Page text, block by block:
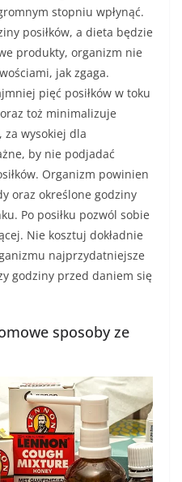
stopniu wpłynąć.
posiłków, a dieta będzie
produkty, organizm nie
jak zgaga.
pięć posiłków w toku
toż minimalizuje
za wysokiej dla
by nie podjadać
Organizm powinien
oraz określone godziny
Po posiłku pozwól sobie
Nie kosztuj dokładnie
najprzydatniejsze
godziny przed daniem się
sposoby ze